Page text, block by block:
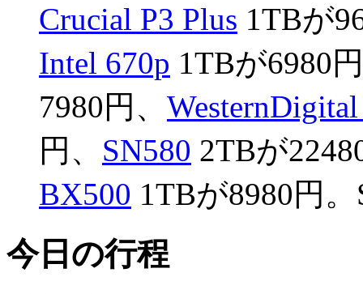
Crucial P3 Plus 1TBが
Intel 670p 1TBが6980
7980円、
円、 SN580 2TBが
BX500 1TBが8980円
今日の行程